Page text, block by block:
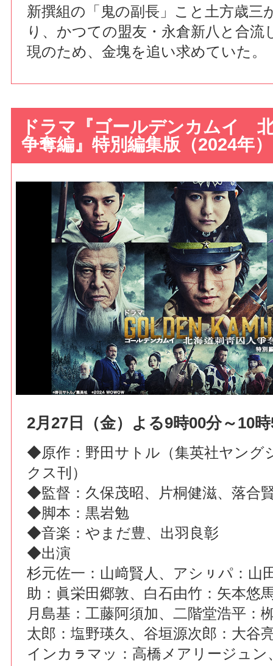
新撰組の「鬼の副長」こと土方歳三
り、かつての盟友・永倉新八と合流
現のため、金塊を追い求めていた。
ドラマ『ゴールデンカムイ
争奪編』特別編集版（2024年）
2月27日（金）よる9時00分～10
◆原作：野田サトル（集英社ヤング
クス刊）
◆監督：久保茂昭、片桐健滋、落合
◆脚本：黒岩勉
◆音楽：やまだ豊、出羽良彰
◆出演
杉元佐一：山﨑賢人、アシㇼパ：山
助：眞栄田郷敦、白石由竹：矢本悠
月島基：工藤阿須加、二階堂浩平：
太郎：塩野瑛久、谷垣源次郎：大谷
インカㇻマッ：高橋メアリージュン